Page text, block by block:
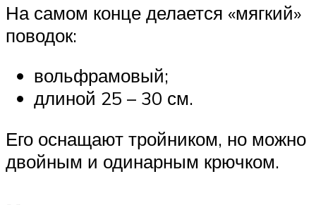
На самом конце делается «мягкий»
поводок:
вольфрамовый;
длиной 25 – 30 см.
Его оснащают тройником, но можно
двойным и одинарным крючком.